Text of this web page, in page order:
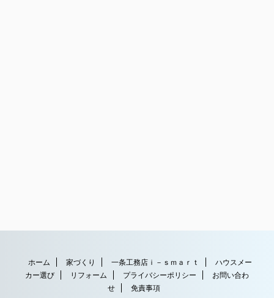
ホーム 家づくり 一条工務店ｉ－ｓｍａｒｔ
ハウスメー
カー選び
リフォーム プライバシーポリシー
お問い合わ
せ
免責事項